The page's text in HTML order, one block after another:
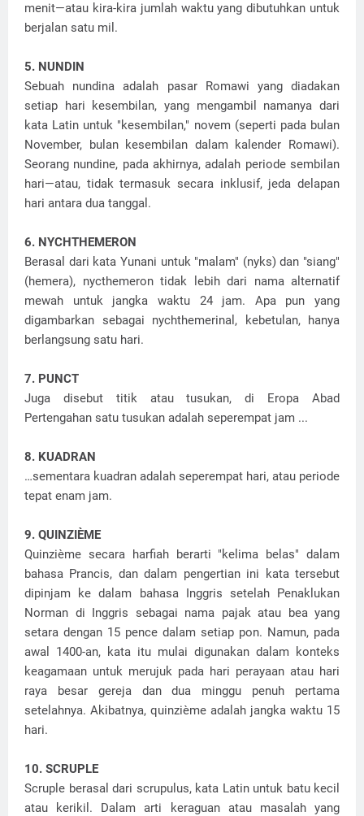
menit—atau kira-kira jumlah waktu yang dibutuhkan untuk
berjalan satu mil.
5. NUNDIN
Sebuah nundina adalah pasar Romawi yang diadakan
setiap hari kesembilan, yang mengambil namanya dari
kata Latin untuk "kesembilan," novem (seperti pada bulan
November, bulan kesembilan dalam kalender Romawi).
Seorang nundine, pada akhirnya, adalah periode sembilan
hari—atau, tidak termasuk secara inklusif, jeda delapan
hari antara dua tanggal.
6. NYCHTHEMERON
Berasal dari kata Yunani untuk "malam" (nyks) dan "siang"
(hemera), nycthemeron tidak lebih dari nama alternatif
mewah untuk jangka waktu 24 jam. Apa pun yang
digambarkan sebagai nychthemerinal, kebetulan, hanya
berlangsung satu hari.
7. PUNCT
Juga disebut titik atau tusukan, di Eropa Abad
Pertengahan satu tusukan adalah seperempat jam ...
8. KUADRAN
…sementara kuadran adalah seperempat hari, atau periode
tepat enam jam.
9. QUINZIÈME
Quinzième secara harfiah berarti "kelima belas" dalam
bahasa Prancis, dan dalam pengertian ini kata tersebut
dipinjam ke dalam bahasa Inggris setelah Penaklukan
Norman di Inggris sebagai nama pajak atau bea yang
setara dengan 15 pence dalam setiap pon. Namun, pada
awal 1400-an, kata itu mulai digunakan dalam konteks
keagamaan untuk merujuk pada hari perayaan atau hari
raya besar gereja dan dua minggu penuh pertama
setelahnya. Akibatnya, quinzième adalah jangka waktu 15
hari.
10. SCRUPLE
Scruple berasal dari scrupulus, kata Latin untuk batu kecil
atau kerikil. Dalam arti keraguan atau masalah yang